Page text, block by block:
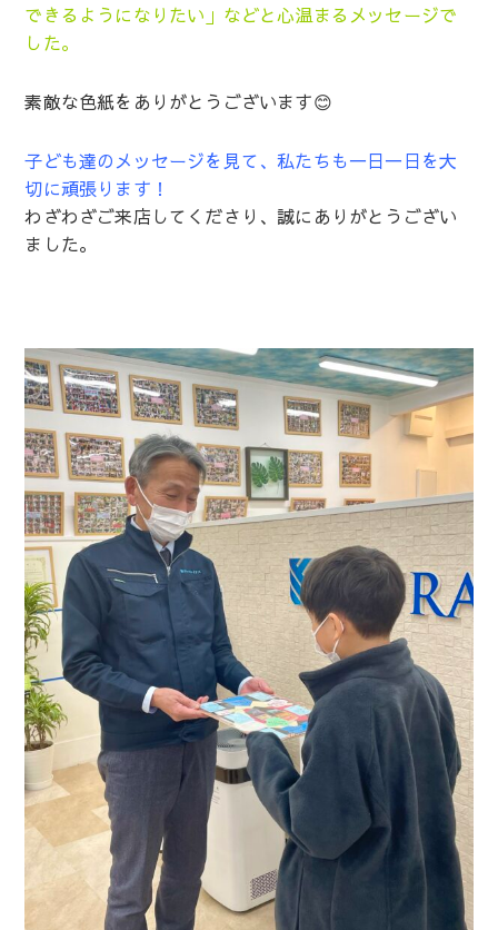
できるようになりたい」などと心温まるメッセージで
した。
素敵な色紙をありがとうございます😊
子ども達のメッセージを見て、私たちも一日一日を大
切に頑張ります！
わざわざご来店してくださり、誠にありがとうござい
ました。